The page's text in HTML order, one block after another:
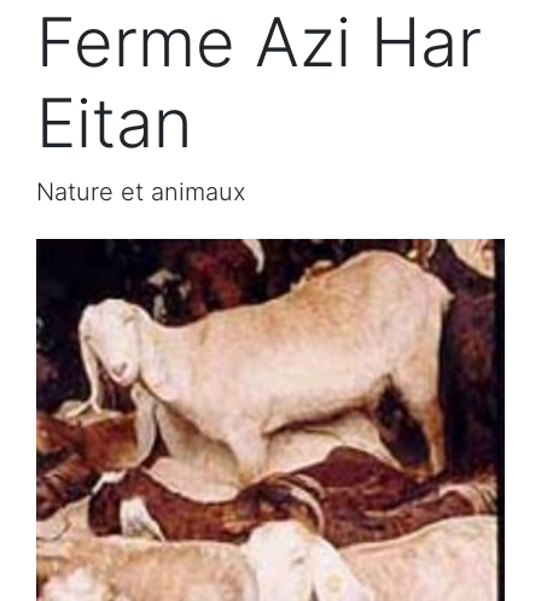
Ferme Azi Har
Eitan
Nature et animaux